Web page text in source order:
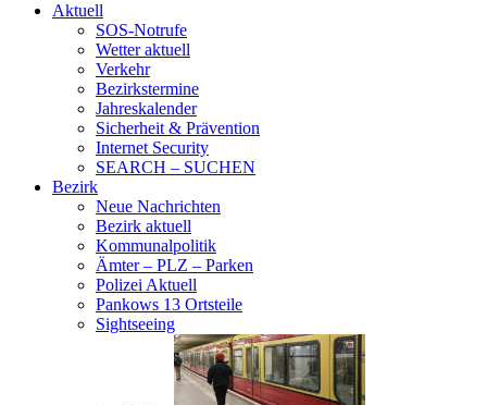
Aktuell
SOS-Notrufe
Wetter aktuell
Verkehr
Bezirkstermine
Jahreskalender
Sicherheit & Prävention
Internet Security
SEARCH – SUCHEN
Bezirk
Neue Nachrichten
Bezirk aktuell
Kommunalpolitik
Ämter – PLZ – Parken
Polizei Aktuell
Pankows 13 Ortsteile
Sightseeing